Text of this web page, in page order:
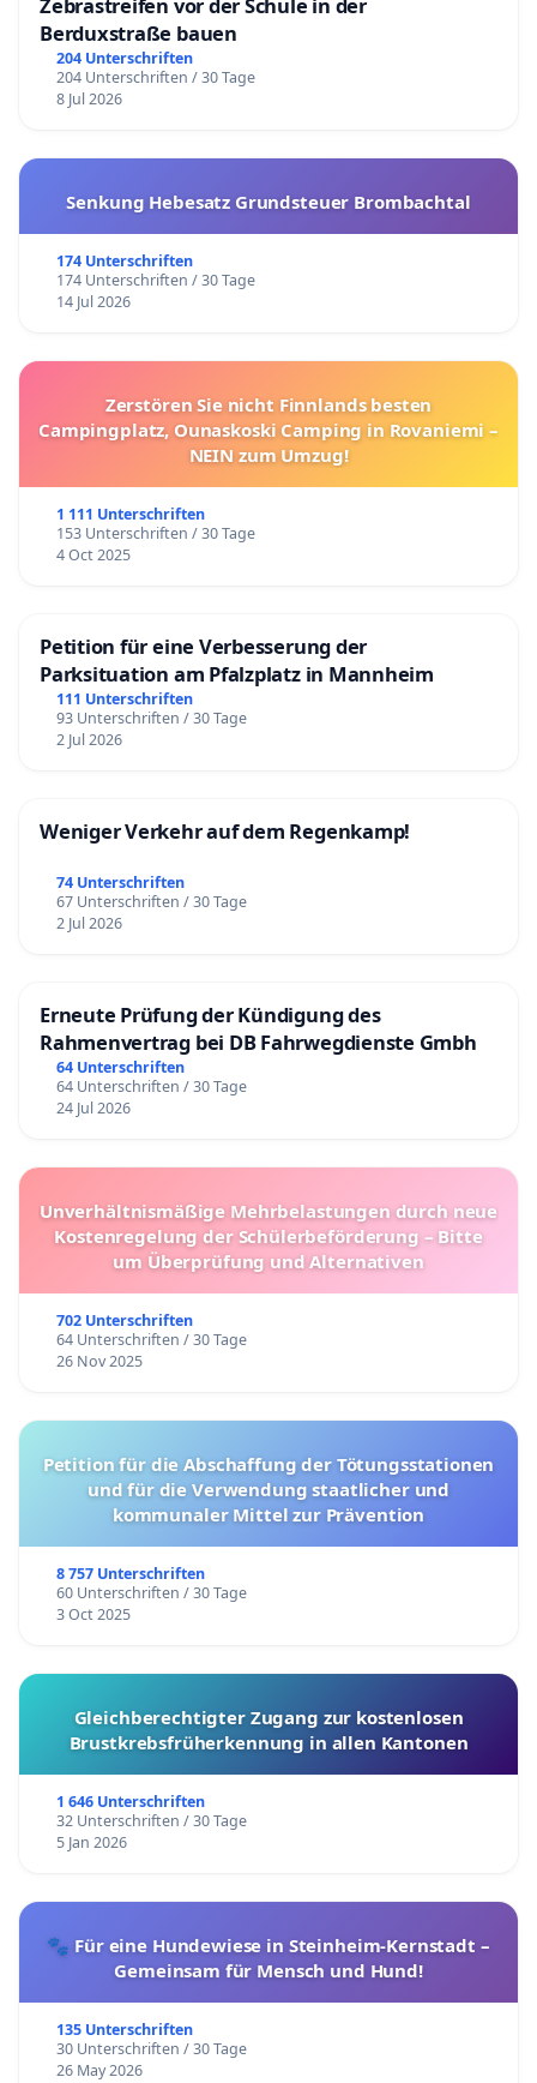
Berduxstraße bauen
204 Unterschriften
204 Unterschriften / 30 Tage
8 Jul 2026
Senkung Hebesatz Grundsteuer Brombachtal
174 Unterschriften
174 Unterschriften / 30 Tage
14 Jul 2026
Zerstören Sie nicht Finnlands besten
Campingplatz, Ounaskoski Camping in Rovaniemi –
NEIN zum Umzug!
1 111 Unterschriften
153 Unterschriften / 30 Tage
4 Oct 2025
Petition für eine Verbesserung der
Parksituation am Pfalzplatz in Mannheim
111 Unterschriften
93 Unterschriften / 30 Tage
2 Jul 2026
Weniger Verkehr auf dem Regenkamp!
74 Unterschriften
67 Unterschriften / 30 Tage
2 Jul 2026
Erneute Prüfung der Kündigung des
Rahmenvertrag bei DB Fahrwegdienste Gmbh
64 Unterschriften
64 Unterschriften / 30 Tage
24 Jul 2026
Unverhältnismäßige Mehrbelastungen durch neue
Kostenregelung der Schülerbeförderung – Bitte
um Überprüfung und Alternativen
702 Unterschriften
64 Unterschriften / 30 Tage
26 Nov 2025
Petition für die Abschaffung der Tötungsstationen
und für die Verwendung staatlicher und
kommunaler Mittel zur Prävention
8 757 Unterschriften
60 Unterschriften / 30 Tage
3 Oct 2025
Gleichberechtigter Zugang zur kostenlosen
Brustkrebsfrüherkennung in allen Kantonen
1 646 Unterschriften
32 Unterschriften / 30 Tage
5 Jan 2026
🐾 Für eine Hundewiese in Steinheim-Kernstadt –
Gemeinsam für Mensch und Hund!
135 Unterschriften
30 Unterschriften / 30 Tage
26 May 2026